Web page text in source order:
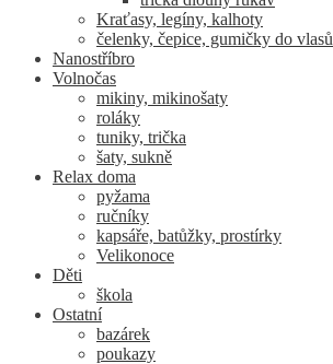
Kraťasy, legíny, kalhoty
čelenky, čepice, gumičky do vlasů
Nanostříbro
Volnočas
mikiny, mikinošaty
roláky
tuniky, trička
šaty, sukně
Relax doma
pyžama
ručníky
kapsáře, batůžky, prostírky
Velikonoce
Děti
škola
Ostatní
bazárek
poukazy